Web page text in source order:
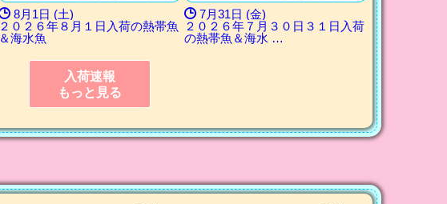
8月1日 (土)
２０２６年８月１日入荷の熱帯魚
＆海水魚
7月31日 (金)
２０２６年７月３０日３１日入荷
の熱帯魚＆海水 …
入荷速報
もっと見る